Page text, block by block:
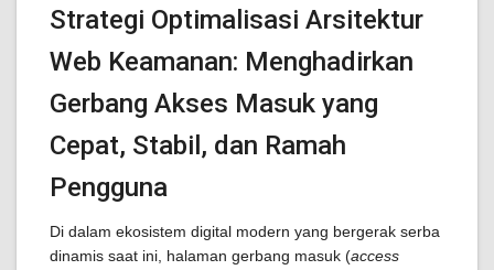
Strategi Optimalisasi Arsitektur
Web Keamanan: Menghadirkan
Gerbang Akses Masuk yang
Cepat, Stabil, dan Ramah
Pengguna
Di dalam ekosistem digital modern yang bergerak serba
dinamis saat ini, halaman gerbang masuk (access